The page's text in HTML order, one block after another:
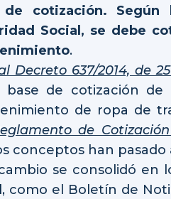
de cotización.
Social, se debe
.
Decreto 637/2014, de
base de cotización de
de ropa de
de
conceptos han
se consolidó en
como el Boletín de